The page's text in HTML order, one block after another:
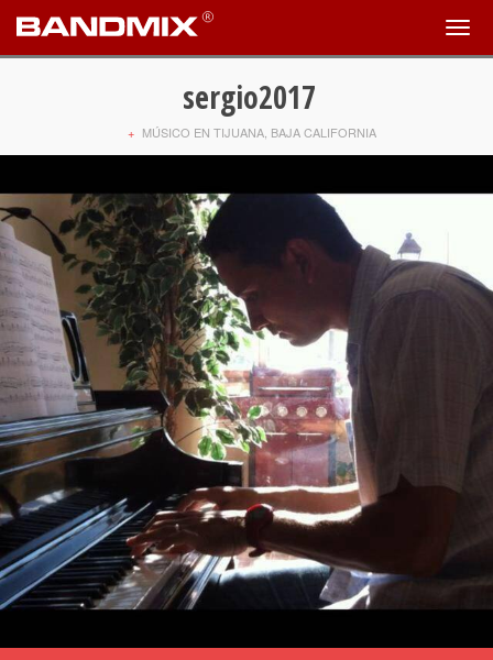
sergio2017
+ MÚSICO EN TIJUANA, BAJA CALIFORNIA